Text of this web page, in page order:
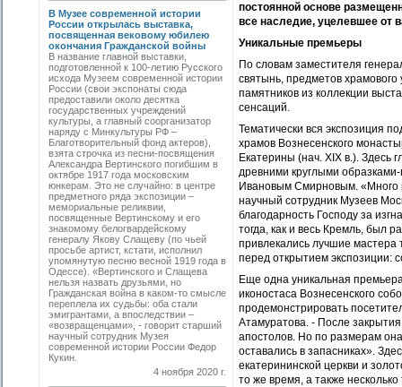
В Музее современной истории
России открылась выставка,
посвященная вековому юбилею
окончания Гражданской войны
В название главной выставки,
подготовленной к 100-летию Русского
исхода Музеем современной истории
России (свои экспонаты сюда
предоставили около десятка
государственных учреждений
культуры, а главный соорганизатор
наряду с Минкультуры РФ –
Благотворительный фонд актеров),
взята строчка из песни-посвящения
Александра Вертинского погибшим в
октябре 1917 года московским
юнкерам. Это не случайно: в центре
предметного ряда экспозиции –
мемориальные реликвии,
посвященные Вертинскому и его
знакомому белогвардейскому
генералу Якову Слащеву (по чьей
просьбе артист, кстати, исполнил
упомянутую песню весной 1919 года в
Одессе). «Вертинского и Слащева
нельзя назвать друзьями, но
Гражданская война в каком-то смысле
переплела их судьбы: оба стали
эмигрантами, а впоследствии –
«возвращенцами», - говорит старший
научный сотрудник Музея
современной истории России Федор
Кукин.
4 ноября 2020 г.
постоянной основе
все наследие, уцелевшее от
Уникальные премьеры
По словам заместителя
святынь, предметов
памятников из коллекции
сенсаций.
Тематически вся экспозиция
храмов Вознесенского
Екатерины (нач. XIX в.). Здесь
древними круглыми
Ивановым Смирновым. «Много
научный сотрудник Музеев
благодарность Господу за
тогда, как и весь Кремль, был
привлекались лучшие мастера
перед открытием экспозиции:
Еще одна уникальная
иконостаса Вознесенского
продемонстрировать
Атамуратова. - После
апостолов. Но по размерам
оставались в запасниках».
екатерининской церкви и
то же время, а также